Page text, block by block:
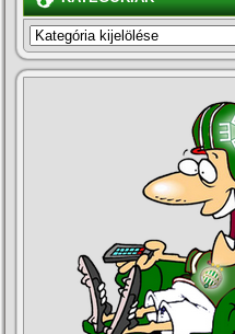
KATEGÓRIÁK